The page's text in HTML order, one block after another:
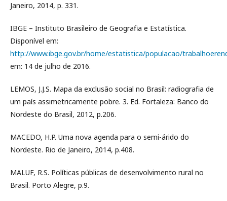
Janeiro, 2014, p. 331.
IBGE – Instituto Brasileiro de Geografia e Estatística.
Disponível em:
http://www.ibge.gov.br/home/estatistica/populacao/
em: 14 de julho de 2016.
LEMOS, J.J.S. Mapa da exclusão social no Brasil: radiografia de
um país assimetricamente pobre. 3. Ed. Fortaleza: Banco do
Nordeste do Brasil, 2012, p.206.
MACEDO, H.P. Uma nova agenda para o semi-árido do
Nordeste. Rio de Janeiro, 2014, p.408.
MALUF, R.S. Políticas públicas de desenvolvimento rural no
Brasil. Porto Alegre, p.9.